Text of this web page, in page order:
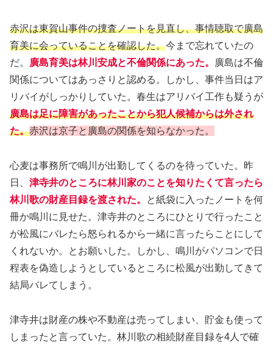
赤沢は東賀山事件の捜査ノートを見直し、事情聴取で廣島
育美に会っていることを確認した。今まで忘れていたの
だ。 廣島育美は林川安成と不倫関係にあった。
廣島は不倫
関係についてはあっさりと認める。しかし、事件当日はア
リバイがしっかりしていた。春生はアリバイ工作も疑うが
廣島は足に障害があったことから犯人候補からは外され
た。赤沢は京子と廣島の関係を知らなかった。
心麦は事務所で鳴川が出勤してくるのを待っていた。昨
日、 津寺井のところに林川家のことを知りたくて言ったら
林川歌の財産目録を渡された。
と紙袋に入ったノートを何
冊か鳴川に見せた。津寺井のところにひとりで行ったこと
が松風にバレたら怒られるから一緒に言ったらことにして
くれないか。とお願いした。しかし、鳴川がパソコンで日
程表を偽造しようとしているところに松風が出勤してきて
結局バレてしまう。
津寺井は財産の株や不動産は売ってしまい、貯金も使って
しまったと言っていた。林川歌の相続財産目録を4人で確